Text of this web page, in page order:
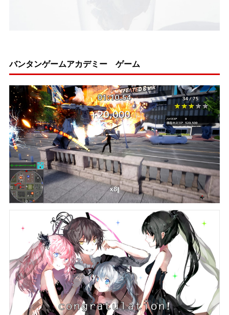
バンタンゲームアカデミー ゲーム